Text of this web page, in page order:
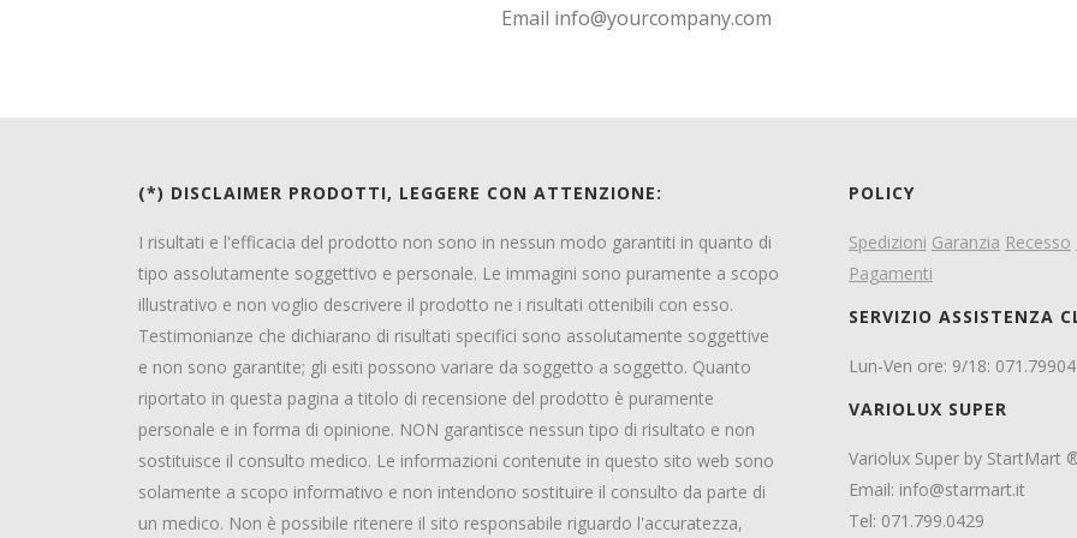
Email info@yourcompany.com
(*) DISCLAIMER PRODOTTI, LEGGERE CON ATTENZIONE:
I risultati e l'efficacia del prodotto non sono in nessun modo garantiti in quanto di
tipo assolutamente soggettivo e personale. Le immagini sono puramente a scopo
illustrativo e non voglio descrivere il prodotto ne i risultati ottenibili con esso.
Testimonianze che dichiarano di risultati specifici sono assolutamente soggettive
e non sono garantite; gli esiti possono variare da soggetto a soggetto. Quanto
riportato in questa pagina a titolo di recensione del prodotto è puramente
personale e in forma di opinione. NON garantisce nessun tipo di risultato e non
sostituisce il consulto medico. Le informazioni contenute in questo sito web sono
solamente a scopo informativo e non intendono sostituire il consulto da parte di
un medico. Non è possibile ritenere il sito responsabile riguardo l'accuratezza,
POLICY
Spedizioni Garanzia Recesso
Pagamenti
SERVIZIO ASSISTENZA
Lun-Ven ore: 9/18:
VARIOLUX SUPER
Variolux Super by StartMart
Email: info@starmart.it
Tel: 071.799.0429